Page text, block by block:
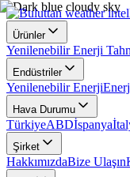
Ürünler
Yenilenebilir Enerji
Endüstriler
Yenilenebilir Enerji
Hava Durumu
TürkiyeABDİspanya
Şirket
HakkımızdaBize Ulaşın